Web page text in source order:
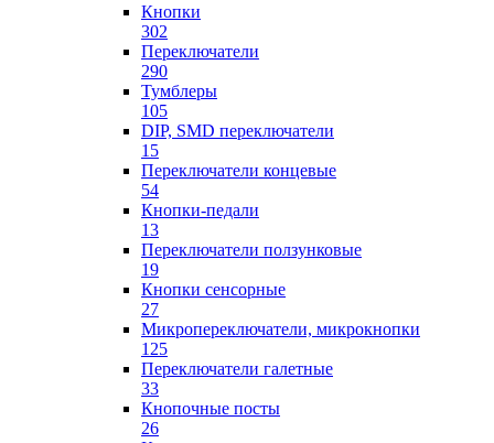
Кнопки
302
Переключатели
290
Тумблеры
105
DIP, SMD переключатели
15
Переключатели концевые
54
Кнопки-педали
13
Переключатели ползунковые
19
Кнопки сенсорные
27
Микропереключатели, микрокнопки
125
Переключатели галетные
33
Кнопочные посты
26